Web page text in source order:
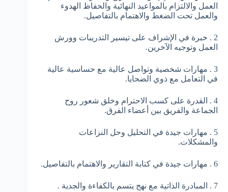
العمل والالتزام بالمواعيد النهائية والحفاظ الهدوء
والعمل تحت الضغط والاهتمام بالتفاصيل.
2 . خبرة في الإشراف على تيسير التدريبات وورش
العمل وتوجيه الآخرين.
3 . مهارات شخصية وتواصل عالية مع حساسية عالية
في التعامل مع ذوي الضحايا.
4 . القدرة على كسب الاحترام وخلق شعور روح
الجماعة والفريق بين أعضاء الفرق.
5 . مهارات جيدة في التحليل وحل النزاعات
والمشكلات.
6 . مهارات جيدة في كتابة التقارير والاهتمام بالتفاصيل.
7 . المبادرة الذاتية مع نهج يتسم بالكفاءة والجدية .